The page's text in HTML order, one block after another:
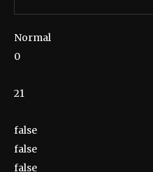
Normal
0
21
false
false
false